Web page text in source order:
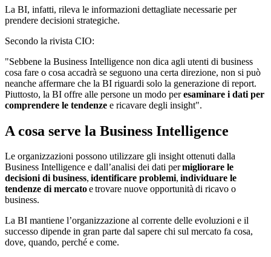
La BI, infatti, rileva le informazioni dettagliate necessarie per
prendere decisioni strategiche.
Secondo la rivista CIO:
"Sebbene la Business Intelligence non dica agli utenti di business
cosa fare o cosa accadrà se seguono una certa direzione, non si può
neanche affermare che la BI riguardi solo la generazione di report.
Piuttosto, la BI offre alle persone un modo peresaminare i dati per
comprendere le tendenze e ricavare degli insight".
A cosa serve la Business Intelligence
Le organizzazioni possono utilizzare gli insight ottenuti dalla
Business Intelligence e dall’analisi dei dati permigliorare le
decisioni di business, identificare problemi, individuare le
tendenze di mercatoe trovare nuove opportunità di ricavo o
business.
La BI mantiene l’organizzazione al corrente delle evoluzioni e il
successo dipende in gran parte dal sapere chi sul mercato fa cosa,
dove, quando, perché e come.